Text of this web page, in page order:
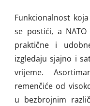
Funkcionalnost
se postići, a
praktične i
izgledaju sjajno i
vrijeme.
remenčiće od
u bezbrojnim